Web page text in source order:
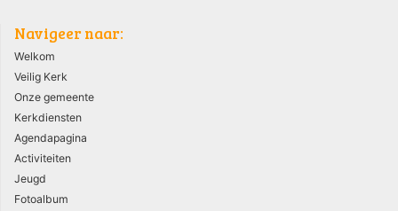
Navigeer naar:
Welkom
Veilig Kerk
Onze gemeente
Kerkdiensten
Agendapagina
Activiteiten
Jeugd
Fotoalbum